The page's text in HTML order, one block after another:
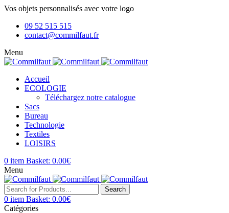
Vos objets personnalisés avec votre logo
09 52 515 515
contact@commilfaut.fr
Menu
Accueil
ECOLOGIE
Téléchargez notre catalogue
Sacs
Bureau
Technologie
Textiles
LOISIRS
0 item Basket: 0.00€
Menu
Search
0 item Basket: 0.00€
Catégories